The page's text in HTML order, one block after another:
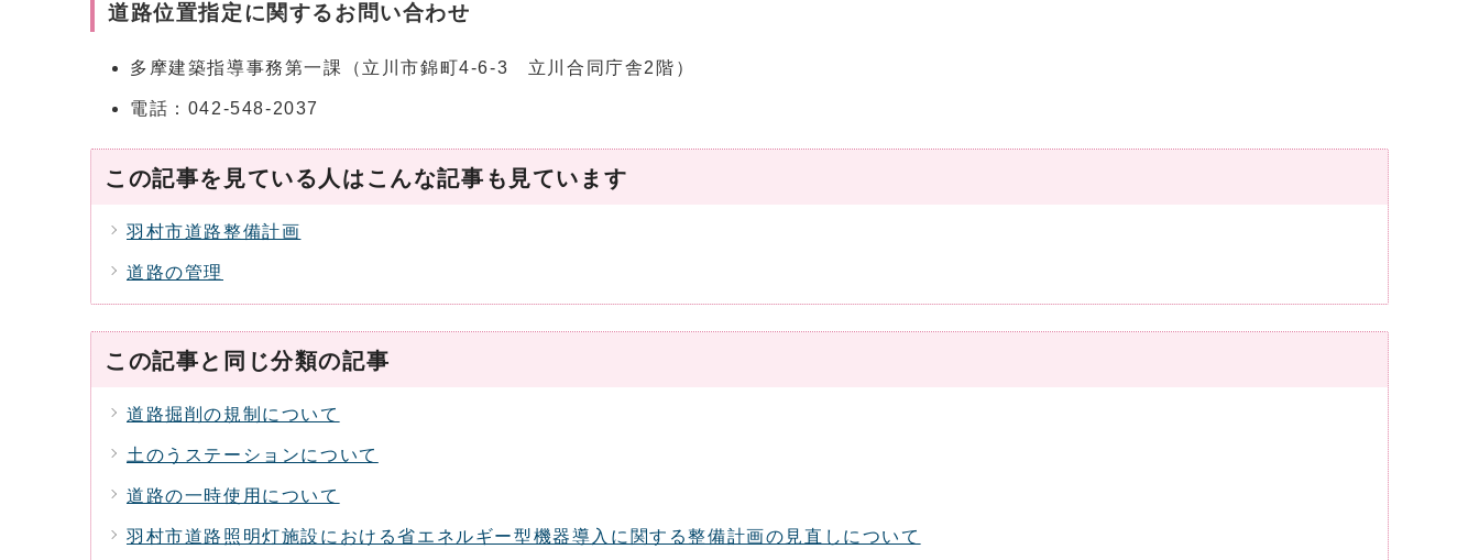
道路位置指定に関するお問い合わせ
多摩建築指導事務第一課（立川市錦町4-6-3 立川合同庁舎2階）
電話：042-548-2037
この記事を見ている人はこんな記事も見ています
羽村市道路整備計画
道路の管理
この記事と同じ分類の記事
道路掘削の規制について
土のうステーションについて
道路の一時使用について
羽村市道路照明灯施設における省エネルギー型機器導入に関する整備計画の見直しについて